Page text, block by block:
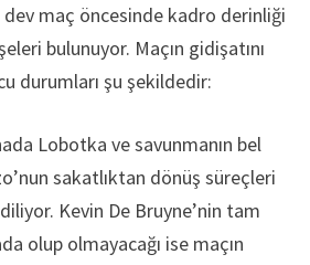
dev maç öncesinde kadro derinliği
bulunuyor. Maçın gidişatını
durumları şu şekildedir:
Lobotka ve savunmanın bel
sakatlıktan dönüş süreçleri
Kevin De Bruyne’nin tam
olup olmayacağı ise maçın